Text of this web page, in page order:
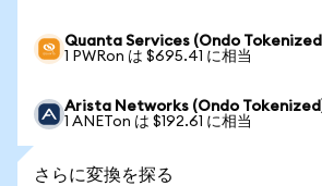
Quanta Services (Ondo
1 PWRon は $695.41 に相当
Arista Networks (Ondo Tokenized)
1 ANETon は $192.61 に相当
さらに変換を探る